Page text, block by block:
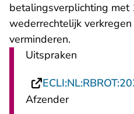
betalingsverplichting met
wederrechtelijk
verminderen.
Uitspraken
Afzender